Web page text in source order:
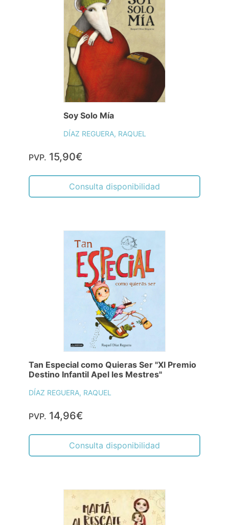
Soy Solo Mía
DÍAZ REGUERA, RAQUEL
PVP. 15,90€
Consulta disponibilidad
Tan Especial como Quieras Ser "Xl Premio
Destino Infantil Apel les Mestres"
DÍAZ REGUERA, RAQUEL
PVP. 14,96€
Consulta disponibilidad